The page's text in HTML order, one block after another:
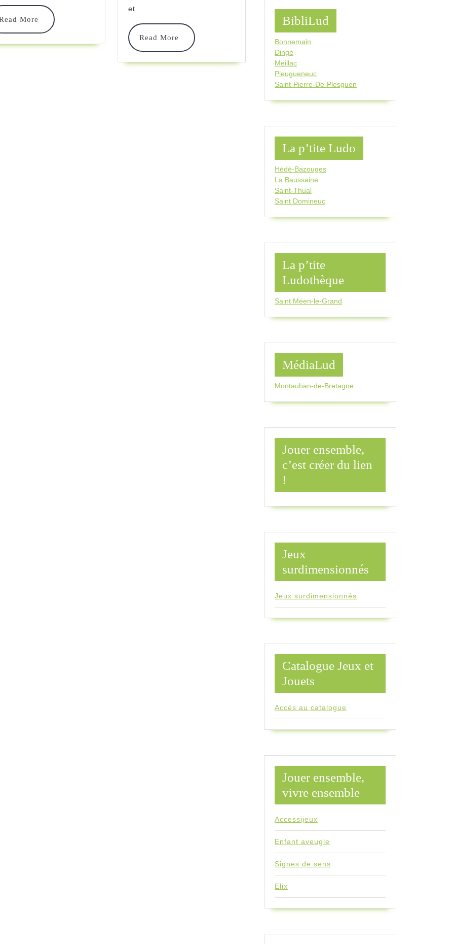
More
Read
More
et
Read More
Read
More
BibliLud
Bonnemain
Dingé
Meillac
Pleugueneuc
Saint-Pierre-De-Plesguen
La p’tite Ludo
Hédé-Bazouges
La Baussaine
Saint-Thual
Saint Domineuc
La p’tite
Ludothèque
Saint Méen-le-Grand
MédiaLud
Montauban-de-Bretagne
Jouer ensemble,
c’est créer du lien
!
Jeux
surdimensionnés
Jeux surdimensionnés
Catalogue Jeux et
Jouets
Accès au catalogue
Jouer ensemble,
vivre ensemble
Accessijeux
Enfant aveugle
Signes de sens
Elix